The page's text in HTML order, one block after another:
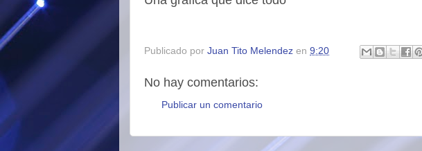
Publicado por Juan Tito Melendez en 9:20
No hay comentarios:
Publicar un comentario